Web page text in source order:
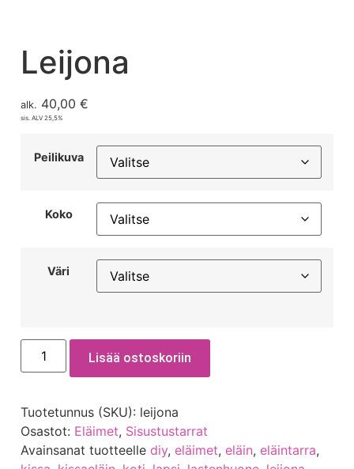
Leijona
alk. 40,00 €
sis. ALV 25,5%
Peilikuva
Koko
Väri
Lisää ostoskoriin
Tuotetunnus (SKU): leijona
Osastot: Eläimet, Sisustustarrat
Avainsanat tuotteelle diy, eläimet, eläin, eläintarra,